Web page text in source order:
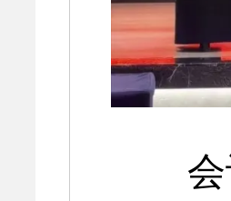
会议